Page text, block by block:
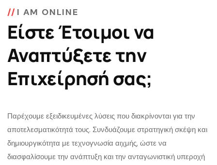
I AM ONLINE
Είστε Έτοιμοι να
Αναπτύξετε την
Επιχείρησή σας;
Παρέχουμε εξειδικευμένες λύσεις που διακρίνονται για την
αποτελεσματικότητά τους. Συνδυάζουμε στρατηγική σκέψη και
δημιουργικότητα με τεχνογνωσία αιχμής, ώστε να
διασφαλίσουμε την ανάπτυξη και την ανταγωνιστική υπεροχή